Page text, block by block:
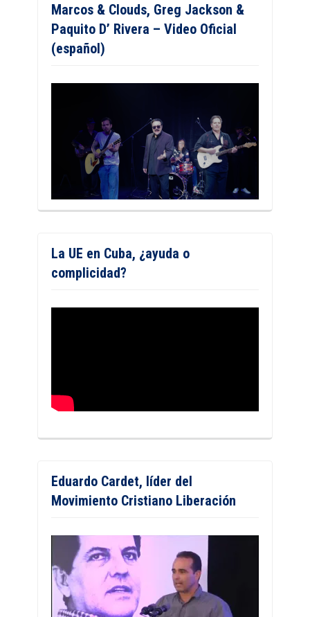
Marcos & Clouds, Greg Jackson &
Paquito D’ Rivera – Video Oficial
(español)
La UE en Cuba, ¿ayuda o
complicidad?
Eduardo Cardet, líder del
Movimiento Cristiano Liberación